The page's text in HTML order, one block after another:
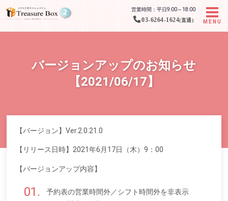
営業時間：平日9:00～18:00
03-6264-1624(直通) MENU
バージョンアップのお知らせ
【2021/06/17】
【バージョン】Ver.2.0.21.0
【リリース日時】2021年6月17日（木）9：00
【バージョンアップ内容】
予約表の営業時間外／シフト時間外を非表示